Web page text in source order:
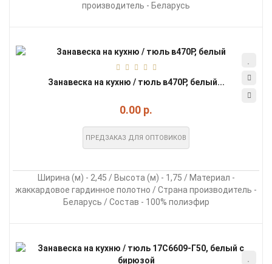
производитель - Беларусь
Занавеска на кухню / тюль в470Р, белый...
0.00 р.
ПРЕДЗАКАЗ ДЛЯ ОПТОВИКОВ
Ширина (м) - 2,45 / Высота (м) - 1,75 / Материал -
жаккардовое гардинное полотно / Страна производитель -
Беларусь / Состав - 100% полиэфир